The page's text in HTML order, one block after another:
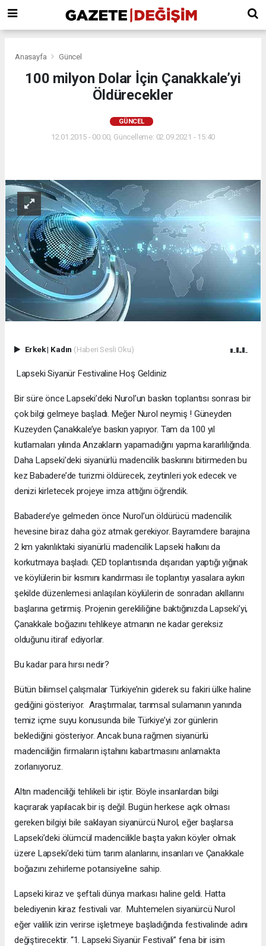
Anasayfa Güncel
100 milyon Dolar İçin Çanakkale’yi
Öldürecekler
GÜNCEL
12.01.2015 - 00:00, Güncelleme: 02.09.2021 - 15:40
Erkek| Kadın (Haberi Sesli Oku)
Lapseki Siyanür Festivaline Hoş Geldiniz
Bir süre önce Lapseki’deki Nurol’un baskın toplantısı sonrası bir
çok bilgi gelmeye başladı. Meğer Nurol neymiş ! Güneyden
Kuzeyden Çanakkale’ye baskın yapıyor. Tam da 100 yıl
kutlamaları yılında Anzakların yapamadığını yapma kararlılığında.
Daha Lapseki’deki siyanürlü madencilik baskınını bitirmeden bu
kez Babadere’de turizmi öldürecek, zeytinleri yok edecek ve
denizi kirletecek projeye imza attığını öğrendik.
Babadere’ye gelmeden önce Nurol’un öldürücü madencilik
hevesine biraz daha göz atmak gerekiyor. Bayramdere barajına
2 km yakınlıktaki siyanürlü madencilik Lapseki halkını da
korkutmaya başladı. ÇED toplantısında dışarıdan yaptığı yığınak
ve köylülerin bir kısmını kandırması ile toplantıyı yasalara aykırı
şekilde düzenlemesi anlaşılan köylülerin de sonradan akıllarını
başlarına getirmiş. Projenin gerekliliğine baktığınızda Lapseki’yi,
Çanakkale boğazını tehlikeye atmanın ne kadar gereksiz
olduğunu itiraf ediyorlar.
Bu kadar para hırsı nedir?
Bütün bilimsel çalışmalar Türkiye’nin giderek su fakiri ülke haline
gediğini gösteriyor. Araştırmalar, tarımsal sulamanın yanında
temiz içme suyu konusunda bile Türkiye’yi zor günlerin
beklediğini gösteriyor. Ancak buna rağmen siyanürlü
madenciliğin firmaların iştahını kabartmasını anlamakta
zorlanıyoruz.
Altın madenciliği tehlikeli bir iştir. Böyle insanlardan bilgi
kaçırarak yapılacak bir iş değil. Bugün herkese açık olması
gereken bilgiyi bile saklayan siyanürcü Nurol, eğer başlarsa
Lapseki’deki ölümcül madencilikle başta yakın köyler olmak
üzere Lapseki’deki tüm tarım alanlarını, insanları ve Çanakkale
boğazını zehirleme potansiyeline sahip.
Lapseki kiraz ve şeftali dünya markası haline geldi. Hatta
belediyenin kiraz festivali var. Muhtemelen siyanürcü Nurol
eğer valilik izin verirse işletmeye başladığında festivalinde adını
değiştirecektir. “1. Lapseki Siyanür Festivali” fena bir isim